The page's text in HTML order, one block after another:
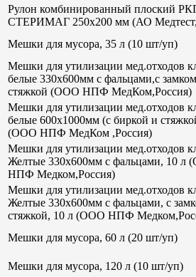
Рулон комбинированный плоский
СТЕРИМАГ 250х200 мм (АО
Мешки для мусора, 35 л (10 шт/уп)
Мешки для утилизации мед.отходов
белые 330х600мм с фальцами,с
стяжкой (ООО НПФ МедКом,Россия)
Мешки для утилизации мед.отходов
белые 600х1000мм (с биркой и
(ООО НПФ МедКом ,Россия)
Мешки для утилизации мед.отходов
Желтые 330х600мм с фальцами, 10 л
НПФ Медком,Россия)
Мешки для утилизации мед.отходов
Желтые 330х600мм с фальцами, с
стяжкой, 10 л (ООО НПФ
Мешки для мусора, 60 л (20 шт/уп)
Мешки для мусора, 120 л (10 шт/уп)